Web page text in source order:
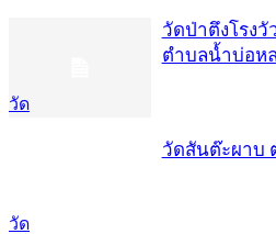
วัด
วัดป่าตึงโรง
ตำบลน้ำบ่อห
วัด
วัดสันต๊ะผาบ